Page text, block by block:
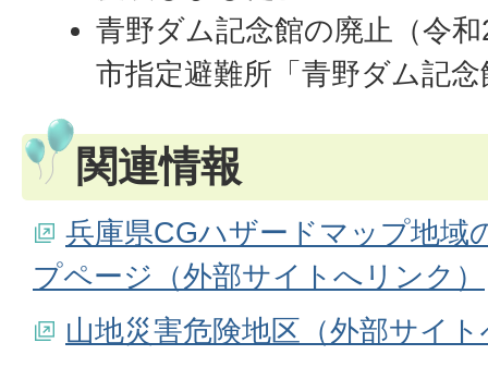
青野ダム記念館の廃止（令
市指定避難所「青野ダム記
関連情報
兵庫県CGハザードマップ地域
プページ（外部サイトへリンク）
山地災害危険地区（外部サイ